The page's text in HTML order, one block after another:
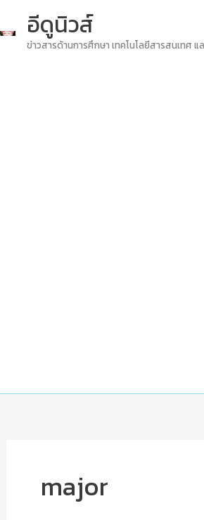
to
อีดูนิวส์
ข่าวสารด้านการศึกษา เทคโนโลยีสารสนเทศ
major